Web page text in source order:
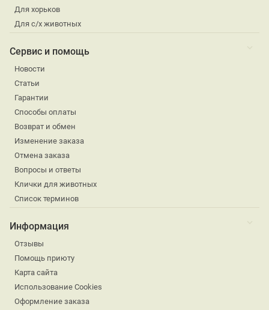
Для хорьков
Для с/х животных
Сервис и помощь
Новости
Статьи
Гарантии
Способы оплаты
Возврат и обмен
Изменение заказа
Отмена заказа
Вопросы и ответы
Клички для животных
Список терминов
Информация
Отзывы
Помощь приюту
Карта сайта
Использование Cookies
Оформление заказа